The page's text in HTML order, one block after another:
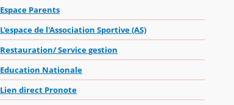
Espace Parents
L'espace de l'Association Sportive (AS)
Restauration/ Service gestion
Education Nationale
Lien direct Pronote